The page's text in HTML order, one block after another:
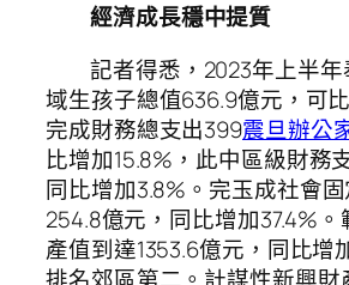
經濟成長穩中提質
記者得悉，2023年上半
域生孩子總值636.9億元，可比
完成財務總支出399震旦辦公
比增加15.8%，此中區級財務
同比增加3.8%。完玉成社會
254.8億元，同比增加37.4%
產值到達1353.6億元，同比增